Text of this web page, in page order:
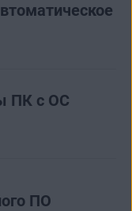
ПК с ОС
ПО